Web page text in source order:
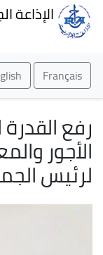
الإذاعة
Français
رفع القدرة
الأجور
لرئيس